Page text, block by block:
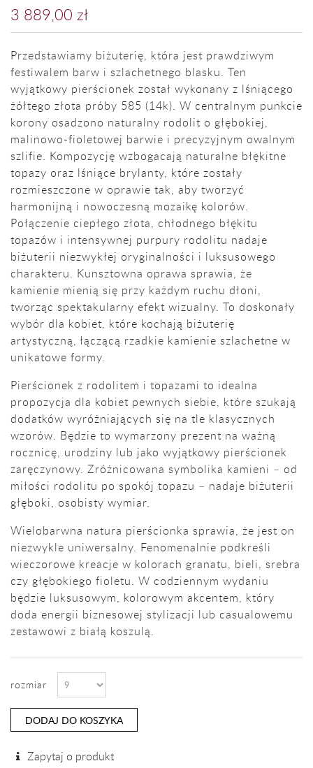
3 889,00 zł
Przedstawiamy biżuterię, która jest prawdziwym
festiwalem barw i szlachetnego blasku. Ten
wyjątkowy pierścionek został wykonany z lśniącego
żółtego złota próby 585 (14k). W centralnym punkcie
korony osadzono naturalny rodolit o głębokiej,
malinowo-fioletowej barwie i precyzyjnym owalnym
szlifie. Kompozycję wzbogacają naturalne błękitne
topazy oraz lśniące brylanty, które zostały
rozmieszczone w oprawie tak, aby tworzyć
harmonijną i nowoczesną mozaikę kolorów.
Połączenie ciepłego złota, chłodnego błękitu
topazów i intensywnej purpury rodolitu nadaje
biżuterii niezwykłej oryginalności i luksusowego
charakteru. Kunsztowna oprawa sprawia, że
kamienie mienią się przy każdym ruchu dłoni,
tworząc spektakularny efekt wizualny. To doskonały
wybór dla kobiet, które kochają biżuterię
artystyczną, łączącą rzadkie kamienie szlachetne w
unikatowe formy.
Pierścionek z rodolitem i topazami to idealna
propozycja dla kobiet pewnych siebie, które szukają
dodatków wyróżniających się na tle klasycznych
wzorów. Będzie to wymarzony prezent na ważną
rocznicę, urodziny lub jako wyjątkowy pierścionek
zaręczynowy. Zróżnicowana symbolika kamieni – od
miłości rodolitu po spokój topazu – nadaje biżuterii
głęboki, osobisty wymiar.
Wielobarwna natura pierścionka sprawia, że jest on
niezwykle uniwersalny. Fenomenalnie podkreśli
wieczorowe kreacje w kolorach granatu, bieli, srebra
czy głębokiego fioletu. W codziennym wydaniu
będzie luksusowym, kolorowym akcentem, który
doda energii biznesowej stylizacji lub casualowemu
zestawowi z białą koszulą.
DODAJ DO KOSZYKA
Zapytaj o produkt